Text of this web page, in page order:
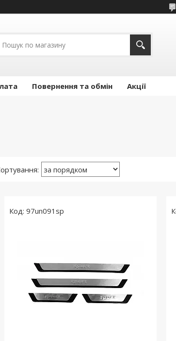
Повернення та обмін Акції
97un091sp